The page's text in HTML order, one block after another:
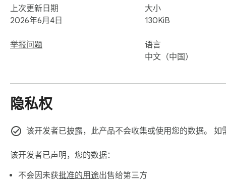
标签分组 - 创建分组来组织标签，支持创建、删除、重命名
快速添加 - 书签详情面板提供标签选择器，点击即可添加/移
标签备份 - 标签和分组数据支持本地导出/导入和 WebDAV
快捷键支持
Delete - 删除选中书签
Shift+ 点击 - 批量选择范围
双击书签 - 在新标签页打开链接
上次更新日期
2026年6月4日
举报问题
大小
130KiB
语言
中文（中国）
隐私权
该开发者已披露，此产品不会收集或使用您的数据。
该开发者已声明，您的数据：
不会因未获批准的用途出售给第三方